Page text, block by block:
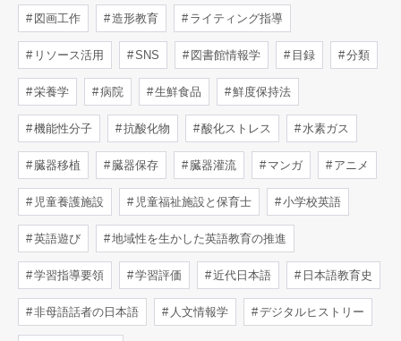
図画工作 造形教育 ライティング指導
リソース活用 SNS 図書館情報学 目録 分類
栄養学 病院 生鮮食品 鮮度保持法
機能性分子 抗酸化物 酸化ストレス 水素ガス
臓器移植 臓器保存 臓器灌流 マンガ アニメ
児童養護施設 児童福祉施設と保育士 小学校英語
英語遊び 地域性を生かした英語教育の推進
学習指導要領 学習評価 近代日本語 日本語教育史
非母語話者の日本語 人文情報学 デジタルヒストリー